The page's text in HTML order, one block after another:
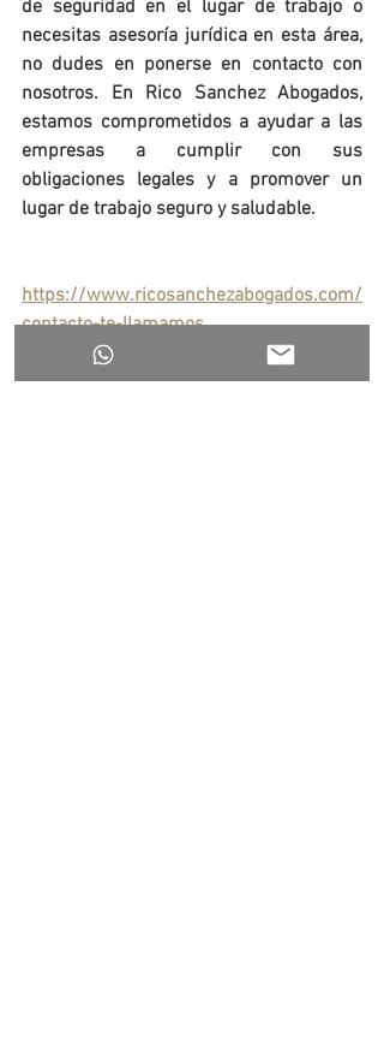
de seguridad en el lugar de trabajo o
necesitas asesoría jurídica en esta área,
no dudes en ponerse en contacto con
nosotros. En Rico Sanchez Abogados,
estamos comprometidos a ayudar a las
empresas a cumplir con sus
obligaciones legales y a promover un
lugar de trabajo seguro y saludable.
https://www.ricosanchezabogados.com/
contacto-te-llamamos